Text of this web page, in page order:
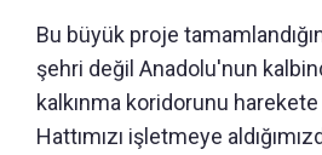
Bu büyük proje
şehri değil Anadolu'nun
kalkınma koridorunu
Hattımızı işletmeye